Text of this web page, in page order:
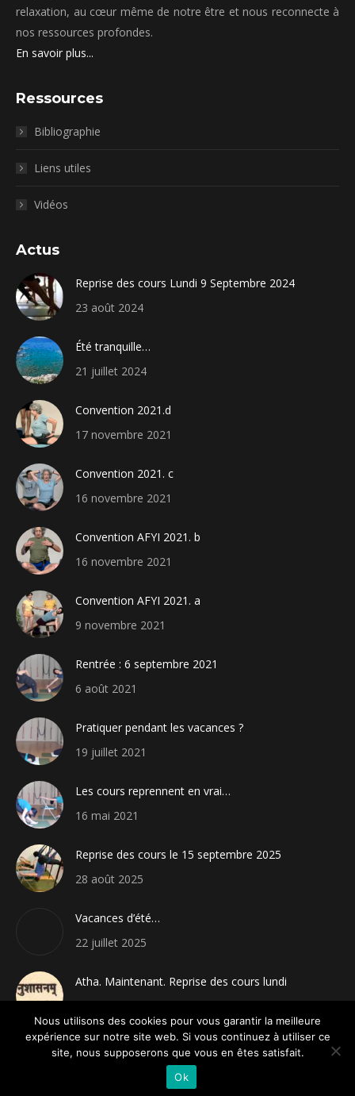
relaxation, au cœur même de notre être et nous reconnecte à
nos ressources profondes.
En savoir plus...
Ressources
Bibliographie
Liens utiles
Vidéos
Actus
Reprise des cours Lundi 9 Septembre 2024
23 août 2024
Été tranquille…
21 juillet 2024
Convention 2021.d
17 novembre 2021
Convention 2021. c
16 novembre 2021
Convention AFYI 2021. b
16 novembre 2021
Convention AFYI 2021. a
9 novembre 2021
Rentrée : 6 septembre 2021
6 août 2021
Pratiquer pendant les vacances ?
19 juillet 2021
Les cours reprennent en vrai…
16 mai 2021
Reprise des cours le 15 septembre 2025
28 août 2025
Vacances d’été…
22 juillet 2025
Atha. Maintenant. Reprise des cours lundi
© Yoga Iyengar - 2020. Tous droits réservés.
Nous utilisons des cookies pour vous garantir la meilleure
expérience sur notre site web. Si vous continuez à utiliser ce
site, nous supposerons que vous en êtes satisfait.
Ok